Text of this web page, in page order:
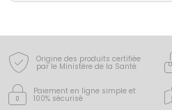
Origine des produits certifiée
par le Ministère de la Santé
Paiement en ligne simple et
100% sécurisé